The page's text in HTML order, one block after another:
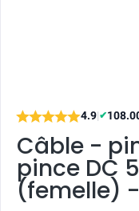
4.9|✔
Câble -
pince DC
(femelle)